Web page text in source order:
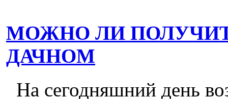
МОЖНО ЛИ
ДАЧНОМ
На сегодняшний день